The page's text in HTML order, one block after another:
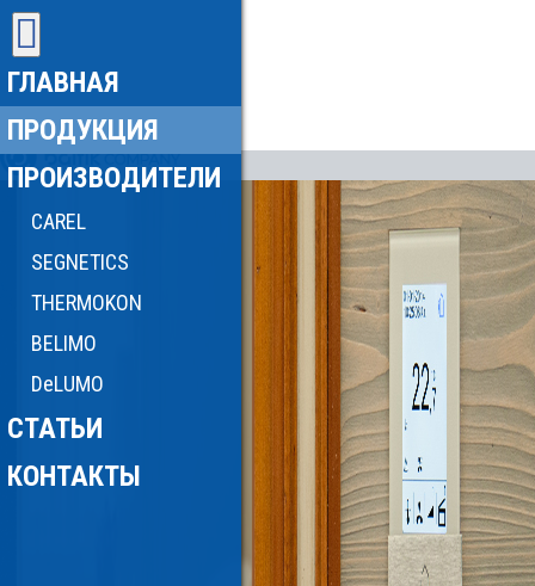
ГЛАВНАЯ
ПРОДУКЦИЯ
ПРОИЗВОДИТЕЛИ
CAREL
SEGNETICS
THERMOKON
BELIMO
DeLUMO
СТАТЬИ
КОНТАКТЫ